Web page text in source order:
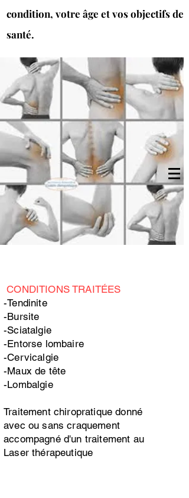
condition, votre âge et vos objectifs de
santé.
CONDITIONS TRAITÉES
-Tendinite
-Bursite
-Sciatalgie
-Entorse lombaire
-Cervicalgie
-Maux de tête
-Lombalgie
Traitement chiropratique donné
avec ou sans craquement
accompagné d'un traitement au
Laser thérapeutique